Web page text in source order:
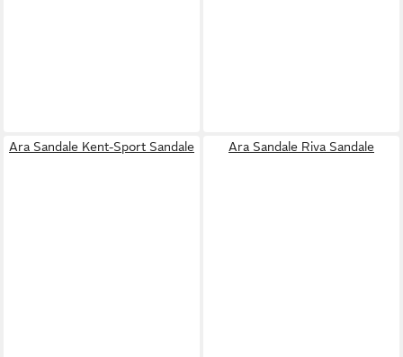
Ara Sandale Kent-Sport Sandale Ara Sandale Riva Sandale